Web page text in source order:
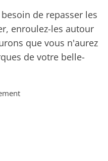
de repasser les
enroulez-les autour
que vous n'aurez
de votre belle-